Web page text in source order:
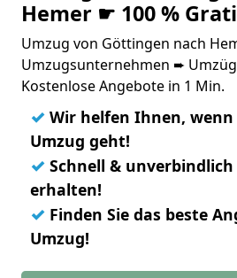
Hemer ☛ 100 %
Umzug von Göttingen nach
Umzugsunternehmen ➨
Kostenlose Angebote in 1 Min.
✓ Wir helfen Ihnen,
Umzug geht!
✓ Schnell &
erhalten!
✓ Finden Sie das beste
Umzug!